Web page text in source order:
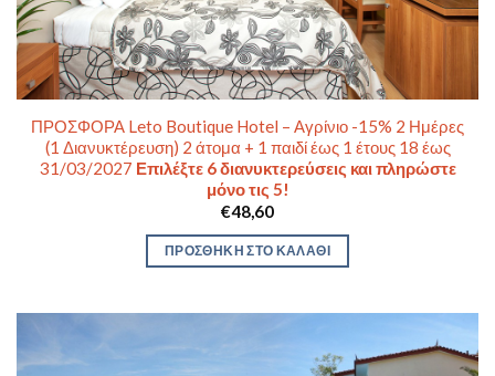
ΠΡΟΣΦΟΡΑ Leto Boutique Hotel – Αγρίνιο -15% 2 Ημέρες
(1 Διανυκτέρευση) 2 άτομα + 1 παιδί έως 1 έτους 18 έως
31/03/2027 Επιλέξτε 6 διανυκτερεύσεις και πληρώστε
μόνο τις 5!
€48,60
ΠΡΟΣΘΉΚΗ ΣΤΟ ΚΑΛΆΘΙ